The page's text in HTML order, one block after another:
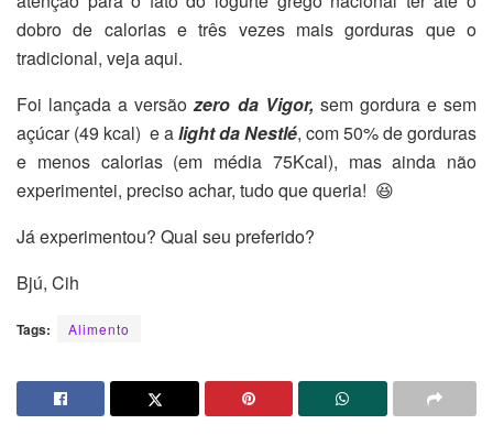
dobro de calorias e três vezes mais gorduras que o
tradicional, veja aqui.
Foi lançada a versãozero da Vigor, sem gordura e sem
açúcar (49 kcal) e alight da Nestlé, com 50% de gorduras
e menos calorias (em média 75Kcal), mas ainda não
experimentei, preciso achar, tudo que queria! 😆
Já experimentou? Qual seu preferido?
Bjú, Cih
Tags: Alimento